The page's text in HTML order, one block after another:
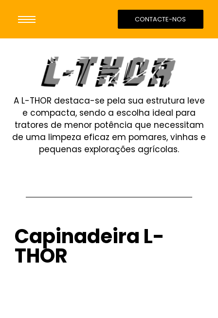
CONTACTE-NOS
A L-THOR destaca-se pela sua estrutura leve
e compacta, sendo a escolha ideal para
tratores de menor potência que necessitam
de uma limpeza eficaz em pomares, vinhas e
pequenas explorações agrícolas.
Capinadeira L-
THOR